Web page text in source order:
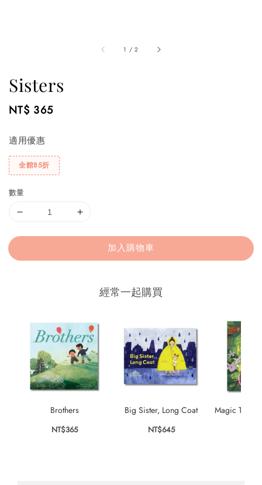
1 /2
Sisters
Regular
NT$ 365
適用優惠
全館85折
數量
加入購物車
經常一起購買
Brothers
NT$365
Big Sister, Long Coat
NT$645
Magic